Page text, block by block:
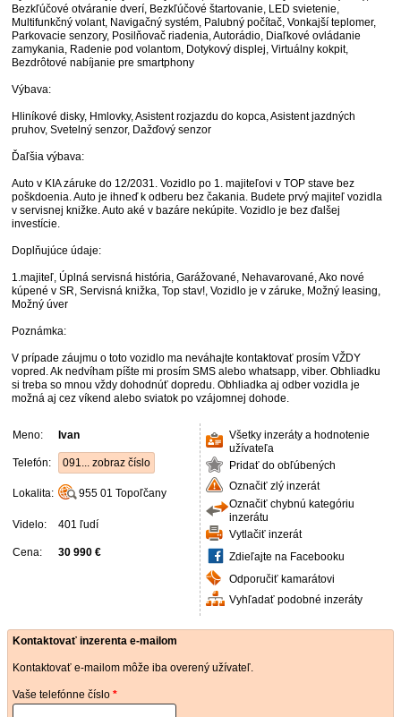
Bezkľúčové otváranie dverí, Bezkľúčové štartovanie, LED svietenie,
Multifunkčný volant, Navigačný systém, Palubný počítač, Vonkajší teplomer,
Parkovacie senzory, Posilňovač riadenia, Autorádio, Diaľkové ovládanie
zamykania, Radenie pod volantom, Dotykový displej, Virtuálny kokpit,
Bezdrôtové nabíjanie pre smartphony
Výbava:
Hliníkové disky, Hmlovky, Asistent rozjazdu do kopca, Asistent jazdných
pruhov, Svetelný senzor, Dažďový senzor
Ďaľšia výbava:
Auto v KIA záruke do 12/2031. Vozidlo po 1. majiteľovi v TOP stave bez
poškdoenia. Auto je ihneď k odberu bez čakania. Budete prvý majiteľ vozidla
v servisnej knižke. Auto aké v bazáre nekúpite. Vozidlo je bez ďalšej
investície.
Doplňujúce údaje:
1.majiteľ, Úplná servisná história, Garážované, Nehavarované, Ako nové
kúpené v SR, Servisná knižka, Top stav!, Vozidlo je v záruke, Možný leasing,
Možný úver
Poznámka:
V prípade záujmu o toto vozidlo ma neváhajte kontaktovať prosím VŽDY
vopred. Ak nedvíham píšte mi prosím SMS alebo whatsapp, viber. Obhliadku
si treba so mnou vždy dohodnúť dopredu. Obhliadka aj odber vozidla je
možná aj cez víkend alebo sviatok po vzájomnej dohode.
Meno: Ivan
Telefón: 091... zobraz číslo
Lokalita: 955 01 Topoľčany
Videlo: 401 ľudí
Cena: 30 990 €
Všetky inzeráty a hodnotenie
užívateľa
Pridať do obľúbených
Označiť zlý inzerát
Označiť chybnú kategóriu
inzerátu
Vytlačiť inzerát
Zdieľajte na Facebooku
Odporučiť kamarátovi
Vyhľadať podobné inzeráty
Kontaktovať inzerenta e-mailom
Kontaktovať e-mailom môže iba overený užívateľ.
Vaše telefónne číslo *